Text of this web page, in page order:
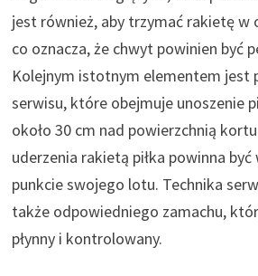
jest również, aby trzymać rakietę w
co oznacza, że chwyt powinien być
Kolejnym istotnym elementem jest
serwisu, które obejmuje unoszenie
około 30 cm nad powierzchnią
uderzenia rakietą piłka powinna być
punkcie swojego lotu. Technika
także odpowiedniego zamachu,
płynny i kontrolowany.